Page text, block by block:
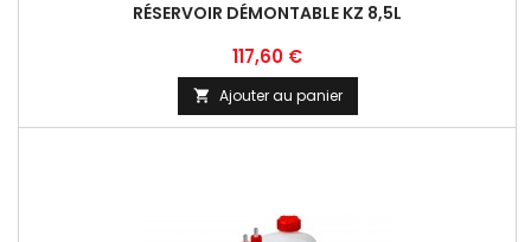
RÉSERVOIR DÉMONTABLE KZ 8,5L
Prix
117,60 €
 Ajouter au panier